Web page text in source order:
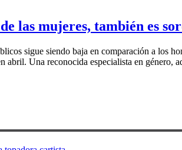
las mujeres, también es
sigue siendo baja en comparación a los
abril. Una reconocida especialista en